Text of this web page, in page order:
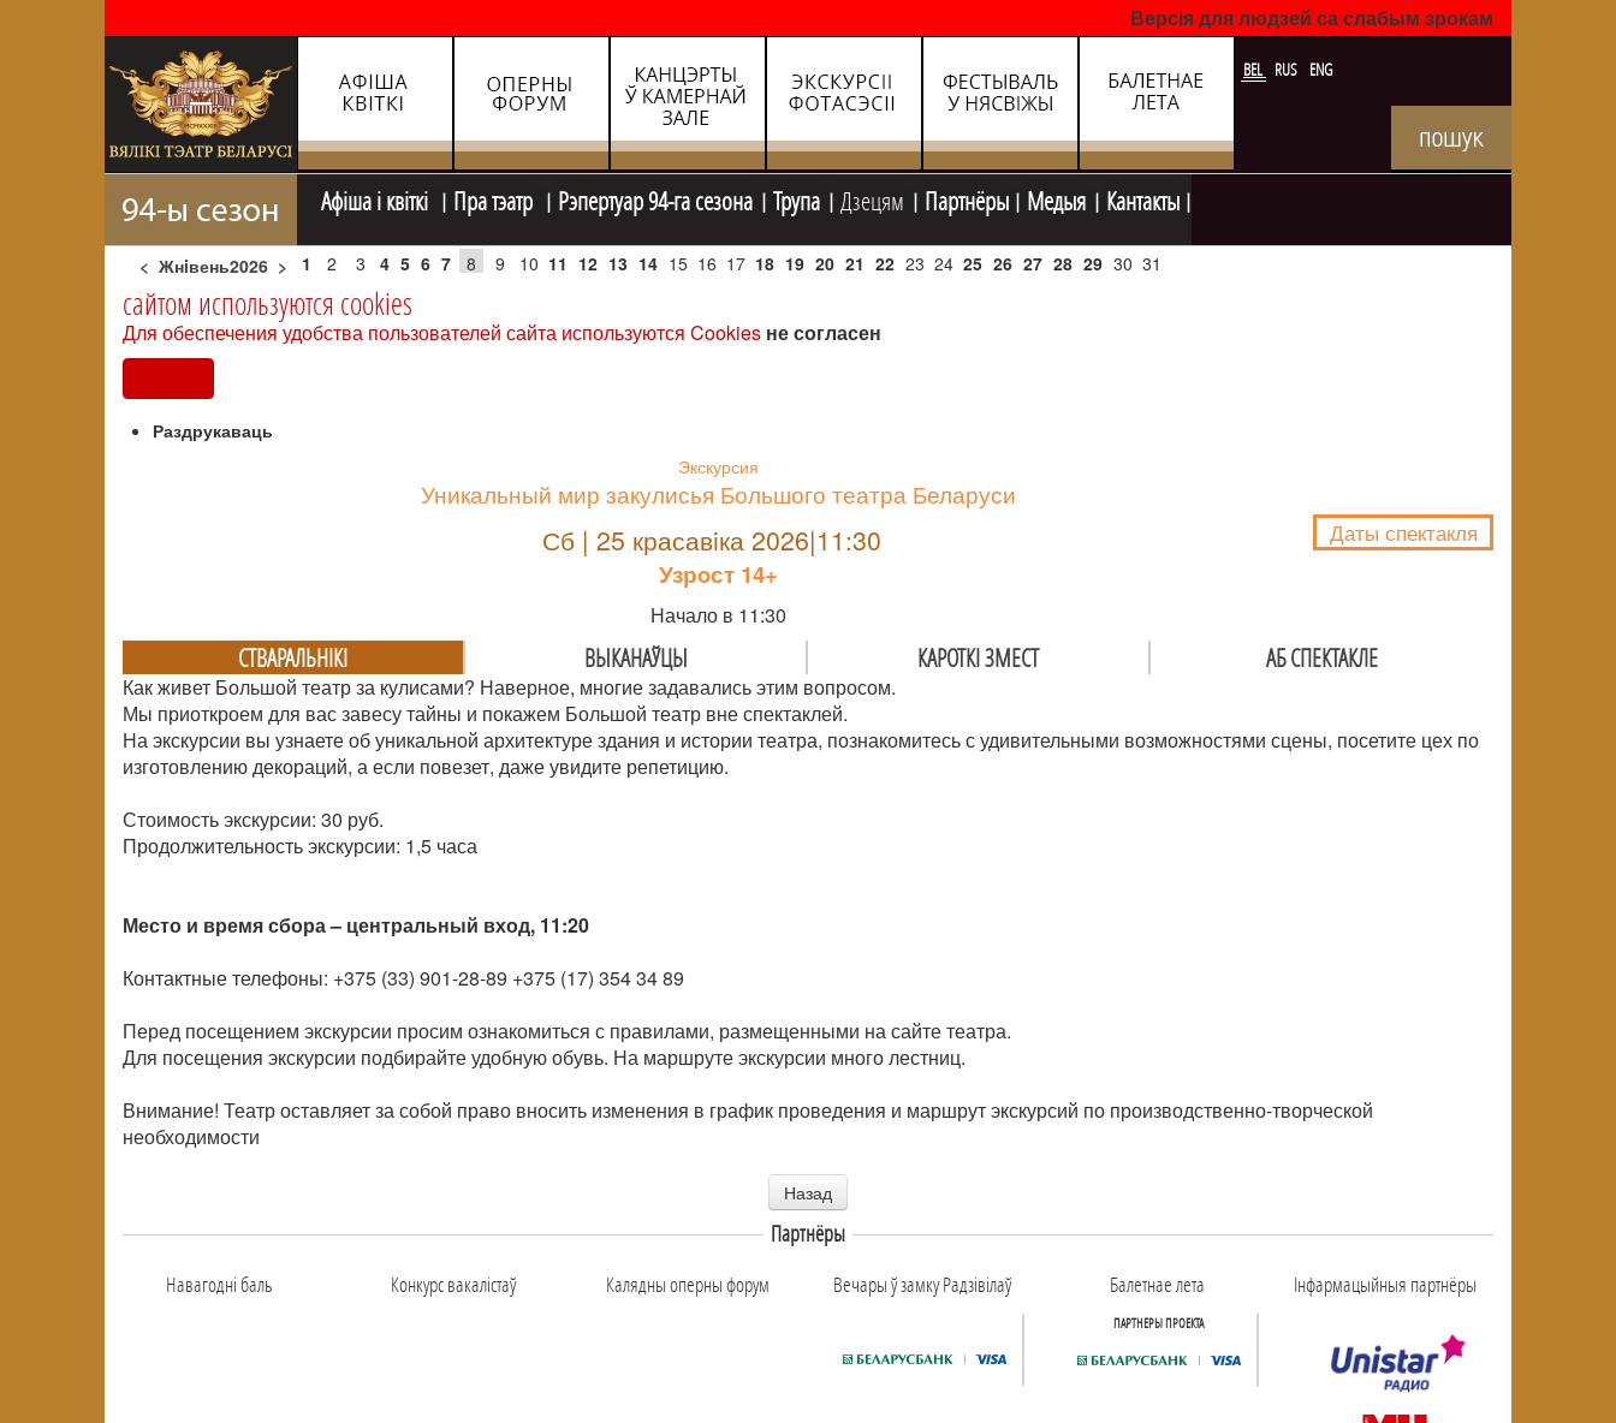
Версія для людзей са слабым зрокам
BEL RUS ENG
Афiша i квiткi Пра тэатр Рэпертуар 94-га сезона Трупа Дзецям Партнёры Медыя Кантакты
< Жнiвень2026 > 1 2 3 4 5 6 7 8 9 10 11 12 13 14 15 16 17 18 19 20 21 22 23 24 25 26 27 28 29 30 31
сайтом используются cookies
Для обеспечения удобства пользователей сайта используются Cookies не согласен
Раздрукаваць
Экскурсия
Уникальный мир закулисья Большого театра Беларуси
Сб | 25 красавiка 2026|11:30
Узрoст 14+
Начало в 11:30
Даты спектакля
СТВАРАЛЬНIКI ВЫКАНАЎЦЫ КАРОТКІ ЗМЕСТ АБ СПЕКТАКЛЕ
Как живет Большой театр за кулисами? Наверное, многие задавались этим вопросом.
Мы приоткроем для вас завесу тайны и покажем Большой театр вне спектаклей.
На экскурсии вы узнаете об уникальной архитектуре здания и истории театра, познакомитесь с удивительными возможностями сцены, посетите цех по
изготовлению декораций, а если повезет, даже увидите репетицию.
Стоимость экскурсии: 30 руб.
Продолжительность экскурсии: 1,5 часа
Место и время сбора – центральный вход, 11:20
Контактные телефоны: +375 (33) 901-28-89 +375 (17) 354 34 89
Перед посещением экскурсии просим ознакомиться с правилами, размещенными на сайте театра.
Для посещения экскурсии подбирайте удобную обувь. На маршруте экскурсии много лестниц.
Внимание! Театр оставляет за собой право вносить изменения в график проведения и маршрут экскурсий по производственно-творческой
необходимости
Назад
Партнёры
Навагоднi баль
Конкурс вакалiстаў Калядны оперны форум Вечары ў замку Радзiвiлаў Балетнае лета
ПАРТНЕРЫ ПРОЕКТА
Інфармацыйныя партнёры